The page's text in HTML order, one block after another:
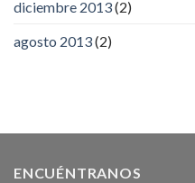
diciembre 2013(2)
agosto 2013(2)
ENCUÉNTRANOS